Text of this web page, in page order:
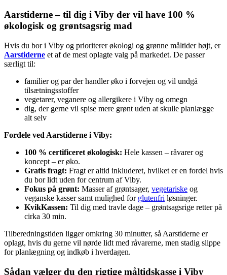
Aarstiderne – til dig i Viby der vil have 100 %
økologisk og grøntsagsrig mad
Hvis du bor i Viby og prioriterer økologi og grønne måltider højt, er
Aarstiderne et af de mest oplagte valg på markedet. De passer
særligt til:
familier og par der handler øko i forvejen og vil undgå
tilsætningsstoffer
vegetarer, veganere og allergikere i Viby og omegn
dig, der gerne vil spise mere grønt uden at skulle planlægge
alt selv
Fordele ved Aarstiderne i Viby:
100 % certificeret økologisk: Hele kassen – råvarer og
koncept – er øko.
Gratis fragt: Fragt er altid inkluderet, hvilket er en fordel hvis
du bor lidt uden for centrum af Viby.
Fokus på grønt: Masser af grøntsager, vegetariske og
veganske kasser samt mulighed for glutenfri løsninger.
KvikKassen: Til dig med travle dage – grøntsagsrige retter på
cirka 30 min.
Tilberedningstiden ligger omkring 30 minutter, så Aarstiderne er
oplagt, hvis du gerne vil nørde lidt med råvarerne, men stadig slippe
for planlægning og indkøb i hverdagen.
Sådan vælger du den rigtige måltidskasse i Viby